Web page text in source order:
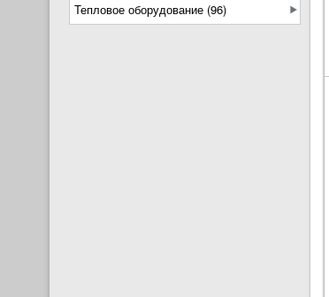
Тепловое оборудование (96)